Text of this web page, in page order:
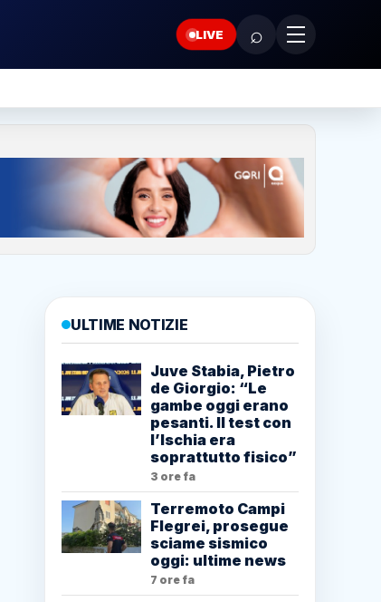
LIVE ⌕
ULTIME NOTIZIE
Juve Stabia, Pietro
de Giorgio: “Le
gambe oggi erano
pesanti. Il test con
l’Ischia era
soprattutto fisico”
3 ore fa
Terremoto Campi
Flegrei, prosegue
sciame sismico
oggi: ultime news
7 ore fa